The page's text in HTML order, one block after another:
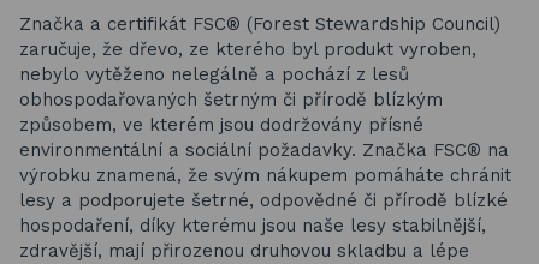
Značka a certifikát FSC® (Forest Stewardship Council)
zaručuje, že dřevo, ze kterého byl produkt vyroben,
nebylo vytěženo nelegálně a pochází z lesů
obhospodařovaných šetrným či přírodě blízkým
způsobem, ve kterém jsou dodržovány přísné
environmentální a sociální požadavky. Značka FSC® na
výrobku znamená, že svým nákupem pomáháte chránit
lesy a podporujete šetrné, odpovědné či přírodě blízké
hospodaření, díky kterému jsou naše lesy stabilnější,
zdravější, mají přirozenou druhovou skladbu a lépe